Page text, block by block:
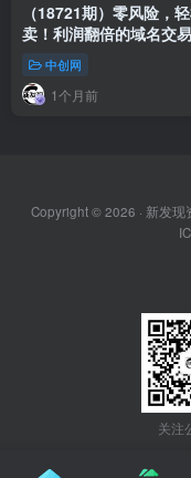
（18721期）零风险，
卖！利润翻倍的域名交
籍！【原创双语字幕】
中创网
1个月前
Copyright © 2026 · 新发现
关注